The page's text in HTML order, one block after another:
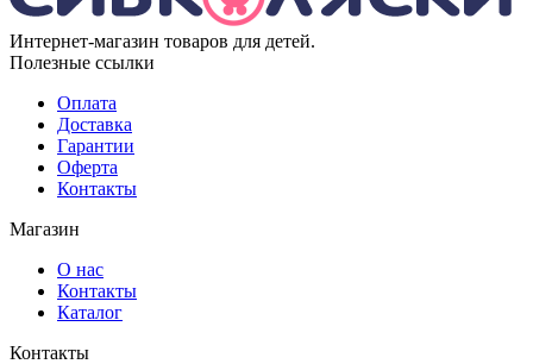
Интернет-магазин товаров для детей.
Полезные ссылки
Оплата
Доставка
Гарантии
Оферта
Контакты
Магазин
О нас
Контакты
Каталог
Контакты